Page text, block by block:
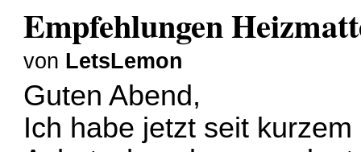
Empfehlungen
von LetsLemon
Guten Abend,
Ich habe jetzt seit